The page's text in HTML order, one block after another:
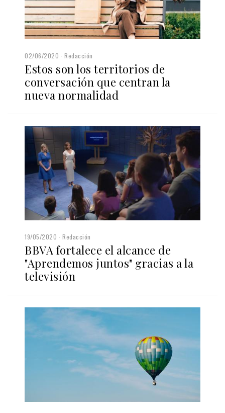
02/06/2020 Redacción
Estos son los territorios de
conversación que centran la
nueva normalidad
19/05/2020 Redacción
BBVA fortalece el alcance de
"Aprendemos juntos" gracias a la
televisión